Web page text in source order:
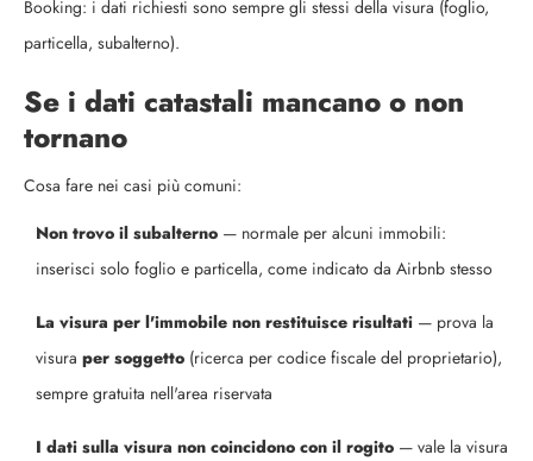
Booking: i dati richiesti sono sempre gli stessi della visura (foglio,
particella, subalterno).
Se i dati catastali mancano o non
tornano
Cosa fare nei casi più comuni:
Non trovo il subalterno — normale per alcuni immobili:
inserisci solo foglio e particella, come indicato da Airbnb stesso
La visura per l'immobile non restituisce risultati — prova la
visura per soggetto (ricerca per codice fiscale del proprietario),
sempre gratuita nell'area riservata
I dati sulla visura non coincidono con il rogito — vale la visura